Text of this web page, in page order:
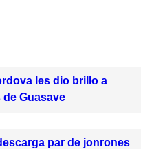
les dio brillo a
Guasave
par de jonrones